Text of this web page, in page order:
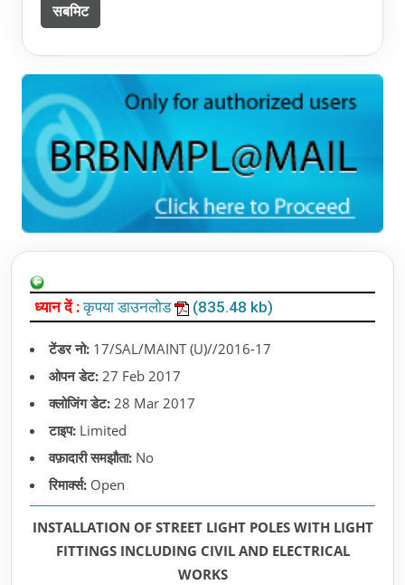
ध्यान दें :कृपया डाउनलोड (835.48 kb)
टेंडर नो: 17/SAL/MAINT (U)//2016-17
ओपन डेट: 27 Feb 2017
क्लोजिंग डेट: 28 Mar 2017
टाइप: Limited
वफ़ादारी समझौता: No
रिमार्क्स: Open
INSTALLATION OF STREET LIGHT POLES WITH LIGHT
FITTINGS INCLUDING CIVIL AND ELECTRICAL
WORKS